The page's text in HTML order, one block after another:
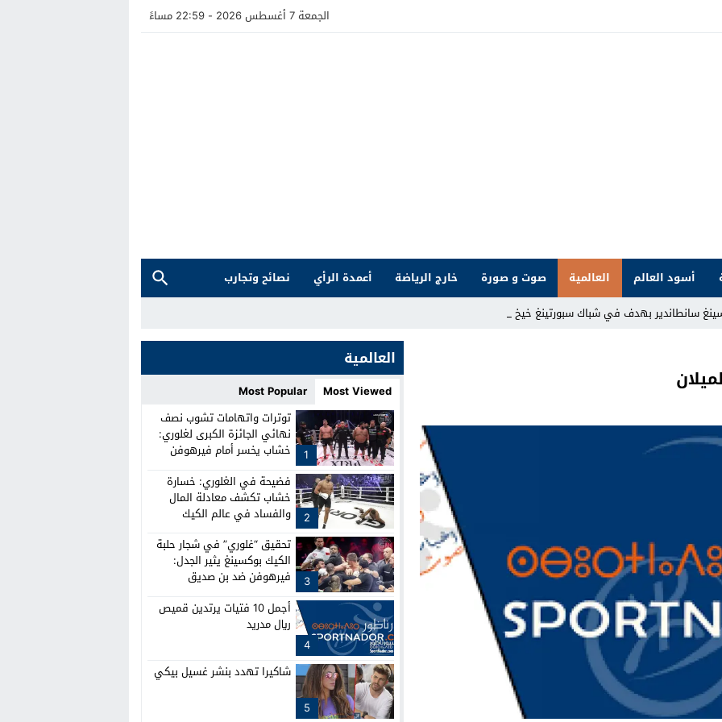
الجمعة 7 أغسطس 2026 - 22:59 مساءً
أسود العالم العالمية صوت و صورة خارج الرياضة أعمدة الرأي
نصائح وتجارب
سانطاندير بهدف في شباك سبورتينغ خيخون
العالمية
Most Viewed
Most Popular
1
توترات واتهامات تشوب نصف
نهائي الجائزة الكبرى لغلوري:
خشاب يخسر أمام فيرهوفن
2
فضيحة في الغلوري: خسارة
خشاب تكشف معادلة المال
والفساد في عالم الكيك
3
تحقيق “غلوري” في شجار حلبة
الكيك بوكسينغ يثير الجدل:
فيرهوفن ضد بن صديق
4
أجمل 10 فتيات يرتدين قميص
ريال مدريد
5
شاكيرا تهدد بنشر غسيل بيكي